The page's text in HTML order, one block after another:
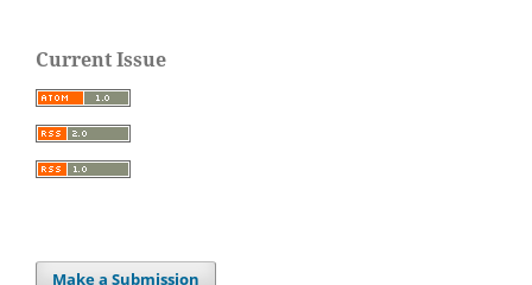
Current Issue
Make a Submission